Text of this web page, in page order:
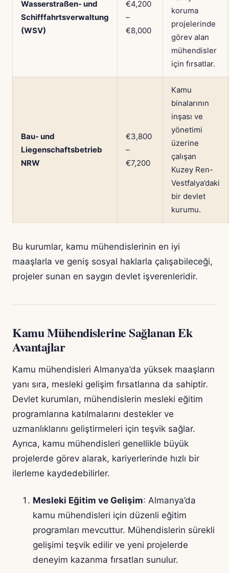
Wasserstraßen- und
Schifffahrtsverwaltung
(WSV)
€4,200
–
€8,000
koruma
projelerinde
görev alan
mühendisler
için fırsatlar.
Bau- und
Liegenschaftsbetrieb
NRW
€3,800
–
€7,200
Kamu
binalarının
inşası ve
yönetimi
üzerine
çalışan
Kuzey Ren-
Vestfalya’daki
bir devlet
kurumu.
Bu kurumlar, kamu mühendislerinin en iyi
maaşlarla ve geniş sosyal haklarla çalışabileceği,
projeler sunan en saygın devlet işverenleridir.
Kamu Mühendislerine Sağlanan Ek
Avantajlar
Kamu mühendisleri Almanya’da yüksek maaşların
yanı sıra, mesleki gelişim fırsatlarına da sahiptir.
Devlet kurumları, mühendislerin mesleki eğitim
programlarına katılmalarını destekler ve
uzmanlıklarını geliştirmeleri için teşvik sağlar.
Ayrıca, kamu mühendisleri genellikle büyük
projelerde görev alarak, kariyerlerinde hızlı bir
ilerleme kaydedebilirler.
Mesleki Eğitim ve Gelişim: Almanya’da
kamu mühendisleri için düzenli eğitim
programları mevcuttur. Mühendislerin sürekli
gelişimi teşvik edilir ve yeni projelerde
deneyim kazanma fırsatları sunulur.